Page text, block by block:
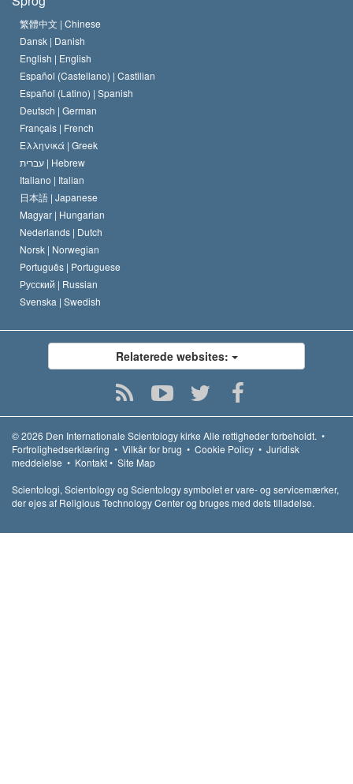
Scientology kirkens trosbekendelse
En Scientologs Kodeks
David Miscavige
Internationale standarder for menneskerettighederne
Bekendtgørelse om religion
繁體中文 | Chinese
Dansk | Danish
English | English
Español (Castellano) | Castilian
Español (Latino) | Spanish
Deutsch | German
Français | French
Ελληνικά | Greek
עברית | Hebrew
Italiano | Italian
日本語 | Japanese
Magyar | Hungarian
Nederlands | Dutch
Norsk | Norwegian
Português | Portuguese
Русский | Russian
Svenska | Swedish
Relaterede websites:
© 2026 Den Internationale Scientology kirke Alle rettigheder forbeholdt. •
Fortrolighedserklæring • Vilkår for brug • Cookie Policy • Juridisk
meddelelse • Kontakt• Site Map
Scientologi, Scientology og Scientology symbolet er vare- og servicemærker,
der ejes af Religious Technology Center og bruges med dets tilladelse.